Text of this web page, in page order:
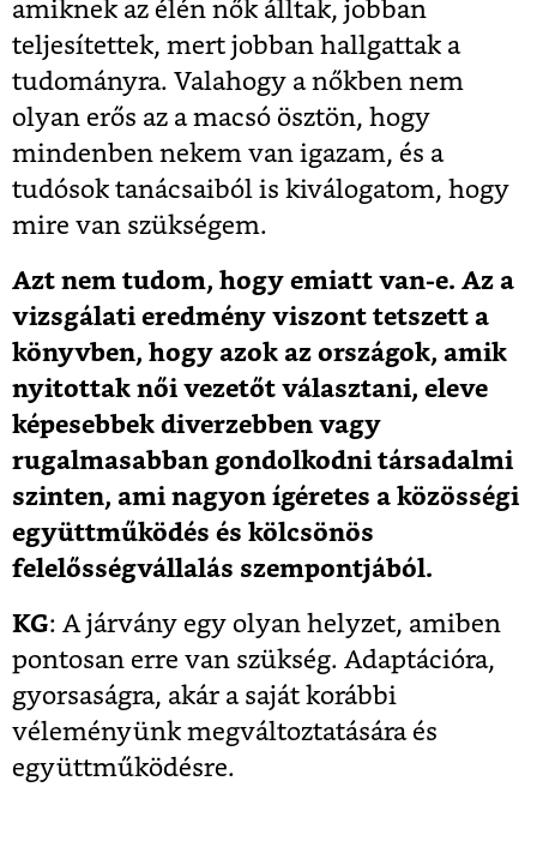
amiknek az élén nők álltak, jobban
teljesítettek, mert jobban hallgattak a
tudományra. Valahogy a nőkben nem
olyan erős az a macsó ösztön, hogy
mindenben nekem van igazam, és a
tudósok tanácsaiból is kiválogatom, hogy
mire van szükségem.
Azt nem tudom, hogy emiatt van-e. Az a
vizsgálati eredmény viszont tetszett a
könyvben, hogy azok az országok, amik
nyitottak női vezetőt választani, eleve
képesebbek diverzebben vagy
rugalmasabban gondolkodni társadalmi
szinten, ami nagyon ígéretes a közösségi
együttműködés és kölcsönös
felelősségvállalás szempontjából.
KG: A járvány egy olyan helyzet, amiben
pontosan erre van szükség. Adaptációra,
gyorsaságra, akár a saját korábbi
véleményünk megváltoztatására és
együttműködésre.